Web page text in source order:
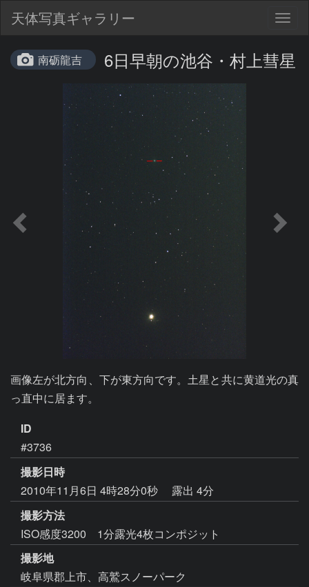
天体写真ギャラリー
南砺龍吉 6日早朝の池谷・村上彗星
画像左が北方向、下が東方向です。土星と共に黄道光の真
っ直中に居ます。
ID
#3736
撮影日時
2010年11月6日 4時28分0秒
露出 4分
撮影方法
ISO感度3200 1分露光4枚コンポジット
撮影地
岐阜県郡上市、高鷲スノーパーク